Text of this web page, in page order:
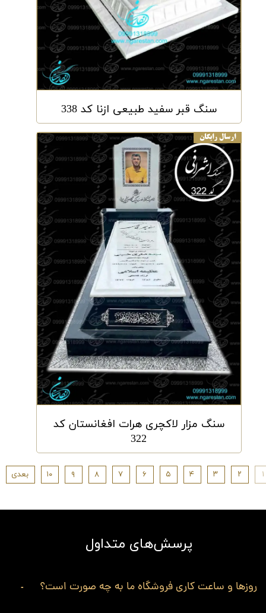
سنگ قبر سفید طبیعی ازنا کد 338
سنگ مزار لاکچری هرات افغانستان کد
322
ارسال رایگان
۱ ۲ ۳ ۴ ۵ ۶ ۷ ۸ ۹ ۱۰ بعدی
پرسش‌های متداول
روزها و ساعت کاری فروشگاه ما به چه صورت است؟